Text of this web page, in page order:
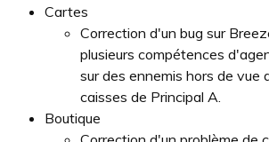
Cartes
Correction d'un bug sur
plusieurs compétences
sur des ennemis hors de vue
caisses de Principal A.
Boutique